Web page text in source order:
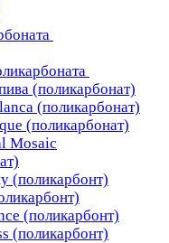
(поликарбонат)
(поликарбонат)
(поликарбонат)
Mosaic
(поликарбонт)
(поликарбонт)
(поликарбонт)